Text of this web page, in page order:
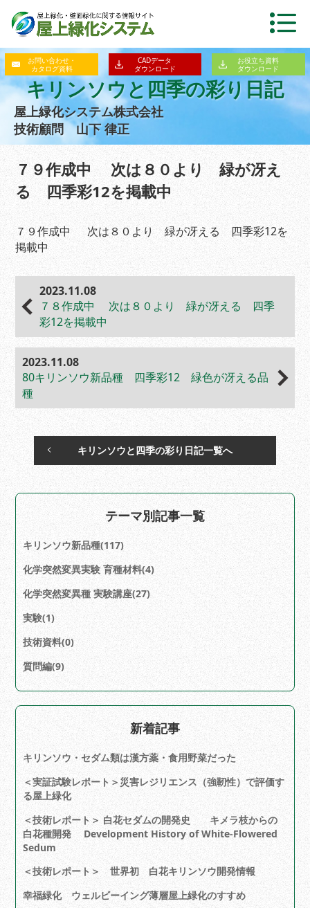
お問い合わせ・
カタログ資料
CADデータ
ダウンロード
お役立ち資料
ダウンロード
キリンソウと四季の彩り日記
屋上緑化システム株式会社
技術顧問 山下 律正
７９作成中 次は８０より 緑が冴え
る 四季彩12を掲載中
７９作成中 次は８０より 緑が冴える 四季彩12を
掲載中
2023.11.08
７８作成中 次は８０より 緑が冴える 四季
彩12を掲載中
2023.11.08
80キリンソウ新品種 四季彩12 緑色が冴える品
種
キリンソウと四季の彩り日記一覧へ
テーマ別記事一覧
キリンソウ新品種(117)
化学突然変異実験 育種材料(4)
化学突然変異種 実験講座(27)
実験(1)
技術資料(0)
質問編(9)
新着記事
キリンソウ・セダム類は漢方薬・食用野菜だった
＜実証試験レポート＞災害レジリエンス（強靭性）で評価す
る屋上緑化
＜技術レポート＞ 白花セダムの開発史 キメラ枝からの
白花種開発 Development History of White-Flowered
Sedum
＜技術レポート＞ 世界初 白花キリンソウ開発情報
幸福緑化 ウェルビーイング薄層屋上緑化のすすめ